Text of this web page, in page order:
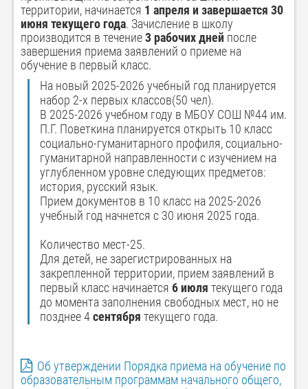
территории, начинается 1 апреля и завершается 30
июня текущего года. Зачисление в школу
производится в течение3 рабочих дней после
завершения приема заявлений о приеме на
обучение в первый класс.
На новый 2025-2026 учебный год планируется
набор 2-х первых классов(50 чел).
В 2025-2026 учебном году в МБОУ СОШ №44 им.
П.Г. Поветкина планируется открыть 10 класс
социально-гуманитарного профиля, социально-
гуманитарной направленности с изучением на
углубленном уровне следующих предметов:
история, русский язык.
Прием документов в 10 класс на 2025-2026
учебный год начнется с 30 июня 2025 года.
Количество мест-25.
Для детей, не зарегистрированных на
закрепленной территории, прием заявлений в
первый класс начинается 6 июля текущего года
до момента заполнения свободных мест, но не
позднее 4 сентября текущего года.
Об утверждении Порядка приема на обучение по
образовательным программам начального общего,